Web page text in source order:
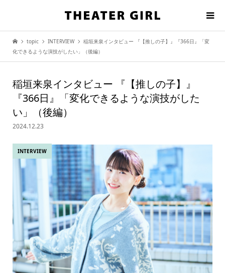
topic INTERVIEW
稲垣来泉インタビュー 『【推しの子】』『366日』「変
化できるような演技がしたい」（後編）
稲垣来泉インタビュー 『【推しの子】』
『366日』「変化できるような演技がした
い」（後編）
2024.12.23
INTERVIEW